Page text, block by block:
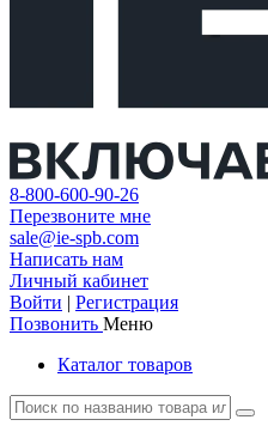
8-800-600-90-26
Перезвоните мне
sale@ie-spb.com
Написать нам
Личный кабинет
Войти | Регистрация
Позвонить Меню
Каталог товаров